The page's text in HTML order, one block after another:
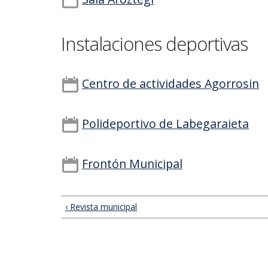
Instalaciones deportivas
Centro de actividades Agorrosin
Polideportivo de Labegaraieta
Frontón Municipal
‹ Revista municipal